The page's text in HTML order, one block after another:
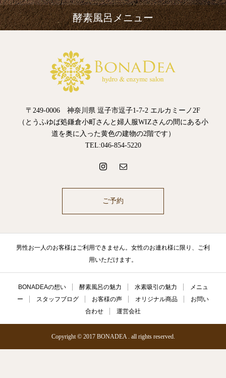
酵素風呂メニュー
〒249-0006 神奈川県 逗子市逗子1-7-2 エルカミーノ2F
（とうふゆば処鎌倉小町さんと婦人服WIZさんの間にある小
道を奥に入った黄色の建物の2階です）
TEL:046-854-5220
ご予約
男性お一人のお客様はご利用できません。女性のお連れ様に限り、ご利
用いただけます。
BONADEAの想い 酵素風呂の魅力 水素吸引の魅力
メニュ
ー
スタッフブログ お客様の声 オリジナル商品
お問い
合わせ
運営会社
Copyright © 2017 BONADEA . all rights reserved.